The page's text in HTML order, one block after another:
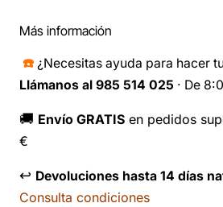
Más información
☎️ ¿Necesitas ayuda para hacer
Llámanos al 985 514 025 · De
🚚 Envío GRATIS en pedidos
€
↩️ Devoluciones hasta 14 días
Consulta condiciones